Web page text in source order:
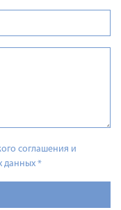
соглашения и
данных*